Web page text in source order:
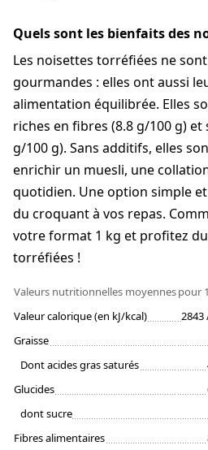
Quels sont les bienfaits des
Les noisettes torréfiées ne
gourmandes : elles ont aussi
alimentation équilibrée. Elles
riches en fibres (8.8 g/100 g)
g/100 g). Sans additifs, elles
enrichir un muesli, une
quotidien. Une option simple
du croquant à vos repas.
votre format 1 kg et profitez
torréfiées !
Valeurs nutritionnelles moyennespour
Valeur calorique (en kJ/kcal)
2843
Graisse
Dont acides gras saturés
Glucides
dont sucre
Fibres alimentaires